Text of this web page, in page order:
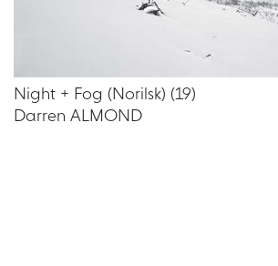
Night + Fog (Norilsk) (19)
Darren ALMOND